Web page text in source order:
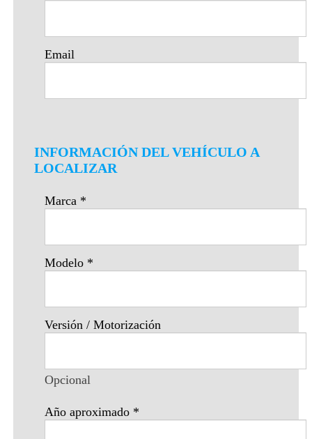
Email
INFORMACIÓN DEL VEHÍCULO A
LOCALIZAR
Marca *
Modelo *
Versión / Motorización
Opcional
Año aproximado *